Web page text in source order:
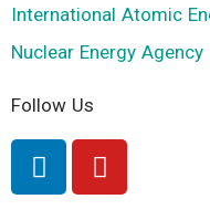
International Atomic
Nuclear Energy Agency
Follow Us
L
i
Y
o